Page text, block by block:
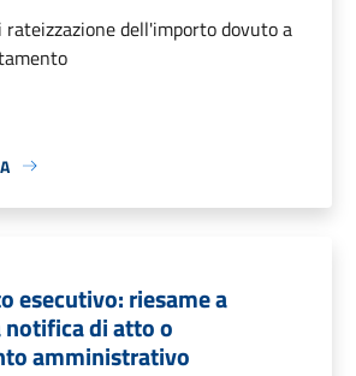
rateizzazione dell'importo dovuto a
esecutivo: riesame a
di atto o
amministrativo